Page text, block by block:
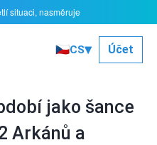
🇨🇿CS▾ Účet
jako šance
Arkánů a
situaci, nasměruje